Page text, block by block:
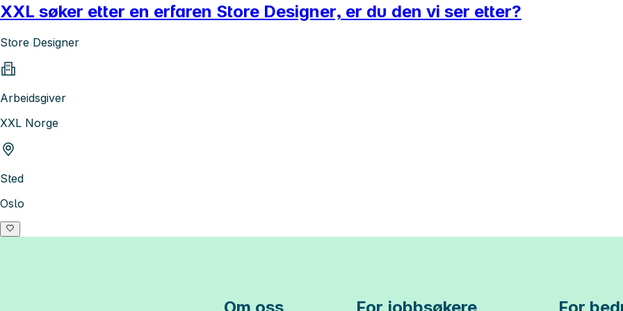
XXL søker etter en erfaren Store Designer, er du den vi ser etter?
Store Designer
Arbeidsgiver
XXL Norge
Sted
Oslo